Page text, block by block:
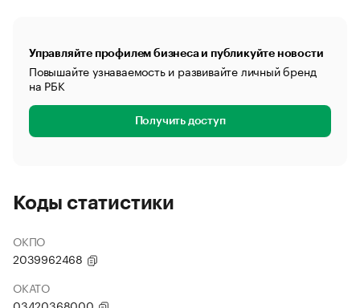
Управляйте профилем бизнеса и публикуйте новости
Повышайте узнаваемость и развивайте личный бренд
на РБК
Получить доступ
Коды статистики
ОКПО
2039962468
ОКАТО